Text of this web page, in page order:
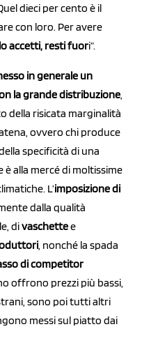
dieci per cento è il
con loro. Per avere
accetti, resti fuori”.
in generale un
la grande distribuzione,
della risicata marginalità
ovvero chi produce
specificità di una
è alla mercé di moltissime
L’imposizione di
dalla qualità
divaschettee
, nonché la spada
di competitor
offrono prezzi più bassi,
sono poi tutti altri
messi sul piatto dai